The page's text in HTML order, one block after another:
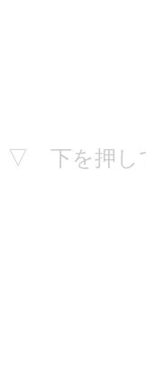
▽ 下を押し